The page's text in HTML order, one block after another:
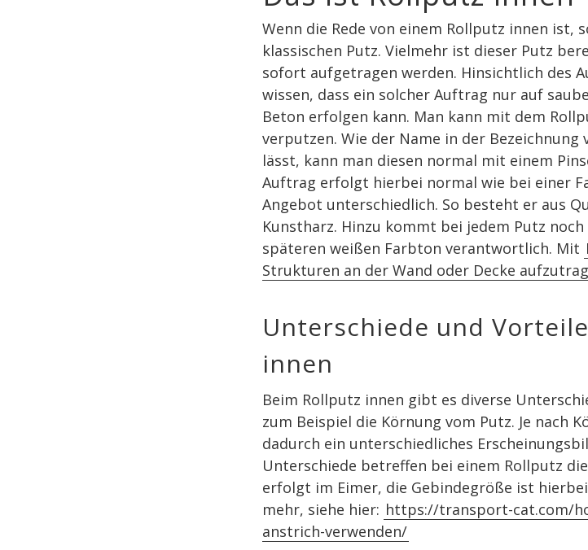
Wenn die Rede von einem Rollputz innen ist,
klassischen Putz. Vielmehr ist dieser Putz
sofort aufgetragen werden. Hinsichtlich des
wissen, dass ein solcher Auftrag nur auf
Beton erfolgen kann. Man kann mit dem
verputzen. Wie der Name in der
lässt, kann man diesen normal mit einem
Auftrag erfolgt hierbei normal wie bei einer
Angebot unterschiedlich. So besteht er aus
Kunstharz. Hinzu kommt bei jedem Putz
späteren weißen Farbton verantwortlich. Mit
Strukturen an der Wand oder Decke
Unterschiede und
innen
Beim Rollputz innen gibt es diverse
zum Beispiel die Körnung vom Putz. Je nach
dadurch ein unterschiedliches
Unterschiede betreffen bei einem Rollputz
erfolgt im Eimer, die Gebindegröße ist
mehr, siehe hier: https://transport-cat.com/
anstrich-verwenden/